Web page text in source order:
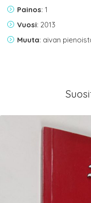
Painos: 1
Vuosi: 2013
Muuta: aivan